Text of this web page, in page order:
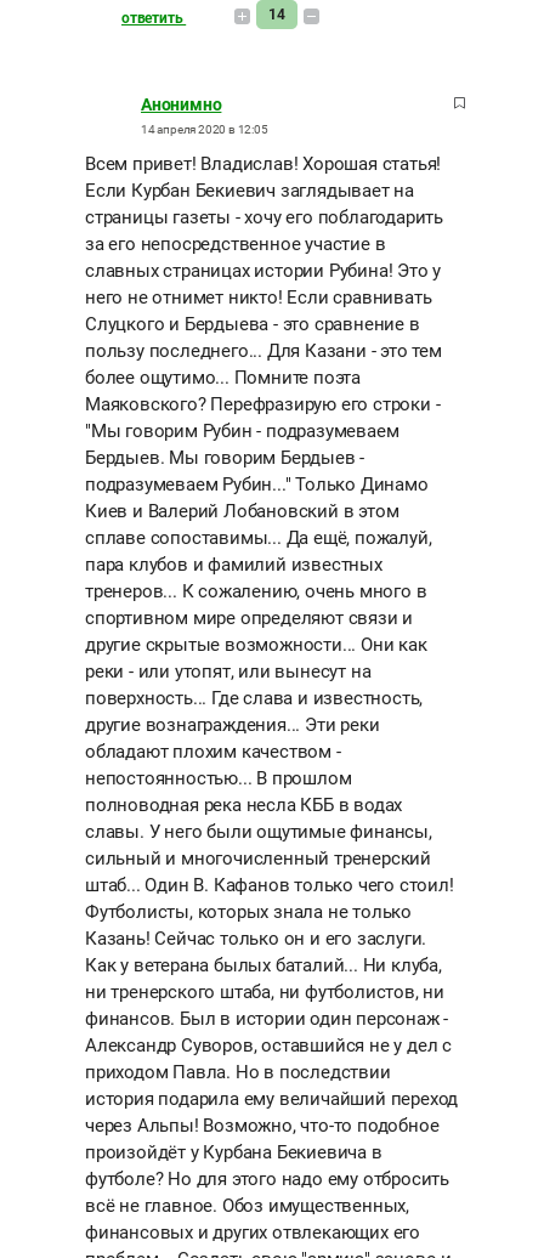
ответить 14
Анонимно
14 апреля 2020 в 12:05
Всем привет! Владислав! Хорошая статья!
Если Курбан Бекиевич заглядывает на
страницы газеты - хочу его поблагодарить
за его непосредственное участие в
славных страницах истории Рубина! Это у
него не отнимет никто! Если сравнивать
Слуцкого и Бердыева - это сравнение в
пользу последнего... Для Казани - это тем
более ощутимо... Помните поэта
Маяковского? Перефразирую его строки -
"Мы говорим Рубин - подразумеваем
Бердыев. Мы говорим Бердыев -
подразумеваем Рубин..." Только Динамо
Киев и Валерий Лобановский в этом
сплаве сопоставимы... Да ещё, пожалуй,
пара клубов и фамилий известных
тренеров... К сожалению, очень много в
спортивном мире определяют связи и
другие скрытые возможности... Они как
реки - или утопят, или вынесут на
поверхность... Где слава и известность,
другие вознаграждения... Эти реки
обладают плохим качеством -
непостоянностью... В прошлом
полноводная река несла КББ в водах
славы. У него были ощутимые финансы,
сильный и многочисленный тренерский
штаб... Один В. Кафанов только чего стоил!
Футболисты, которых знала не только
Казань! Сейчас только он и его заслуги.
Как у ветерана былых баталий... Ни клуба,
ни тренерского штаба, ни футболистов, ни
финансов. Был в истории один персонаж -
Александр Суворов, оставшийся не у дел с
приходом Павла. Но в последствии
история подарила ему величайший переход
через Альпы! Возможно, что-то подобное
произойдёт у Курбана Бекиевича в
футболе? Но для этого надо ему отбросить
всё не главное. Обоз имущественных,
финансовых и других отвлекающих его